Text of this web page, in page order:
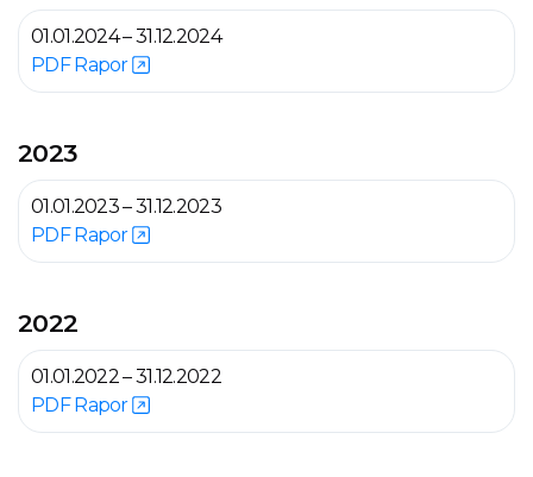
01.01.2024 – 31.12.2024
PDF Rapor
2023
01.01.2023 – 31.12.2023
PDF Rapor
2022
01.01.2022 – 31.12.2022
PDF Rapor